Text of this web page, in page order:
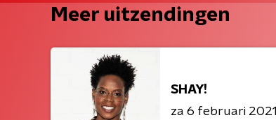
Meer uitzendingen
SHAY!
za 6 februari 2021